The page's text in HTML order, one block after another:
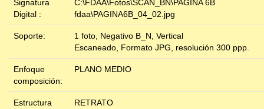
Signatura
Digital :
C:\FDAA\Fotos\SCAN_BN\PAGINA 6B
fdaa\PAGINA6B_04_02.jpg
Soporte:
1 foto, Negativo B_N, Vertical
Escaneado, Formato JPG, resolución 300 ppp.
Enfoque
composición:
PLANO MEDIO
Estructura
RETRATO